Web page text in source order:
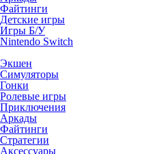
Файтинги
Детские игры
Игры Б/У
Nintendo Switch
Экшен
Симуляторы
Гонки
Ролевые игры
Приключения
Аркады
Файтинги
Стратегии
Аксессуары